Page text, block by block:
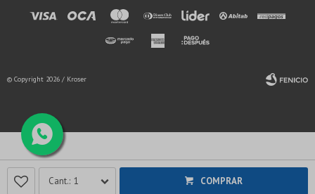
1 COMPRAR
© Copyright 2026 / Kroser